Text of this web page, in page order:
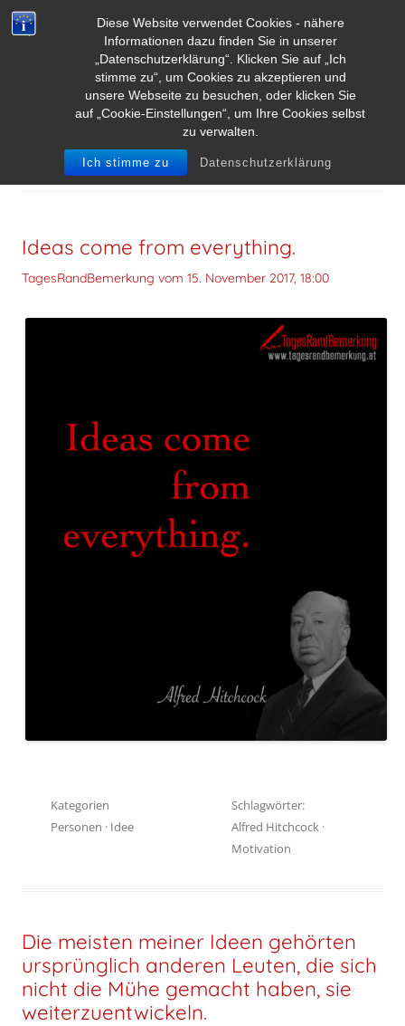
Diese Website verwendet Cookies - nähere
Informationen dazu finden Sie in unserer
„Datenschutzerklärung“. Klicken Sie auf „Ich
stimme zu“, um Cookies zu akzeptieren und
unsere Webseite zu besuchen, oder klicken Sie
auf „Cookie-Einstellungen“, um Ihre Cookies selbst
zu verwalten.
Ich stimme zu Datenschutzerklärung
ARCHIV DER KATEGORIE:IDEE
Ideas come from everything.
TagesRandBemerkung vom 15. November 2017, 18:00
Kategorien
Personen · Idee
Schlagwörter:
Alfred Hitchcock ·
Motivation
Die meisten meiner Ideen gehörten
ursprünglich anderen Leuten, die sich
nicht die Mühe gemacht haben, sie
weiterzuentwickeln.